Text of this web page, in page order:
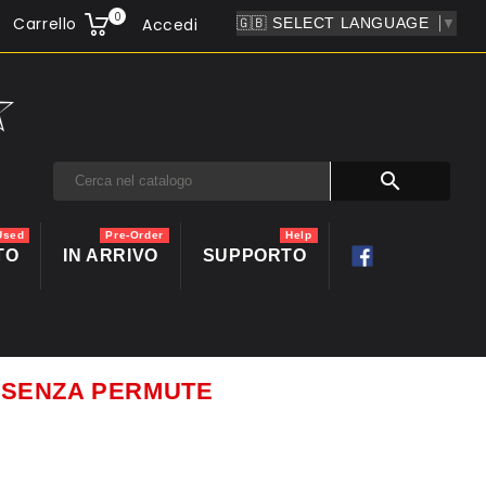
Carrello 0 ▼
Accedi

IN ARRIVO
Pre-Order
SUPPORTO
Help
PERMUTE